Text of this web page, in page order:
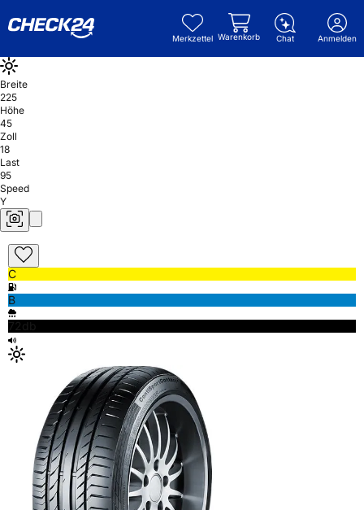
Merkzettel Warenkorb Chat Anmelden
Breite
225
Höhe
45
Zoll
18
Last
95
Speed
Y
C
B
72db